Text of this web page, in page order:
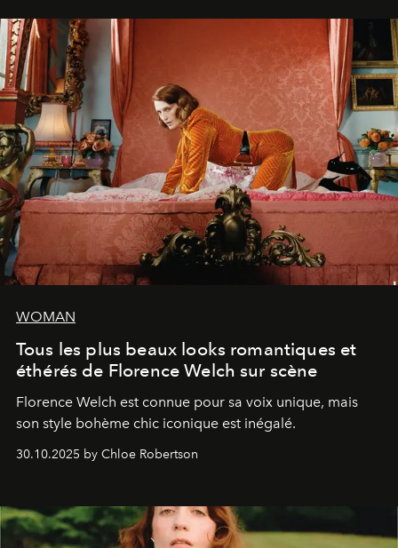
WOMAN
Tous les plus beaux looks romantiques et
éthérés de Florence Welch sur scène
Florence Welch est connue pour sa voix unique, mais
son style bohème chic iconique est inégalé.
30.10.2025 by Chloe Robertson